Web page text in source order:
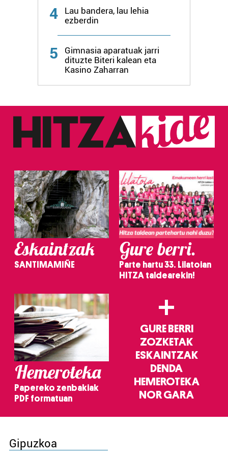
Webgune honek cookie propioak eta hirugarrenen cookie-
fitxategiak erabiltzen ditu. Zure esperientzia eta
zerbitzuak hobetzeko asmoz, cookie teknologiaz
baliatzen gara. Ohar hau onartuz gero, teknologia hori
erabiltzeko baimen esplizitua ematen diguzu.
irakurri
4
Lau bandera, lau lehia
ezberdin
5
Gimnasia aparatuak jarri
dituzte Biteri kalean eta
Kasino Zaharran
Eskaintzak
SANTIMAMIÑE
Gure berri.
Parte hartu 33. Lilatoian
HITZA taldearekin!
Hemeroteka
Papereko zenbakiak
PDF formatuan
+
GURE BERRI
ZOZKETAK
ESKAINTZAK
DENDA
HEMEROTEKA
NOR GARA
Gipuzkoa